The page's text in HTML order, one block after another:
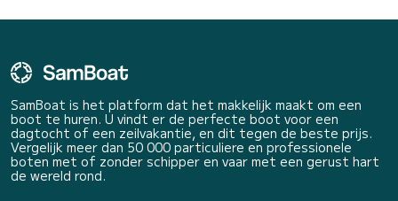
SamBoat is het platform dat het makkelijk maakt om een
boot te huren. U vindt er de perfecte boot voor een
dagtocht of een zeilvakantie, en dit tegen de beste prijs.
Vergelijk meer dan 50 000 particuliere en professionele
boten met of zonder schipper en vaar met een gerust hart
de wereld rond.